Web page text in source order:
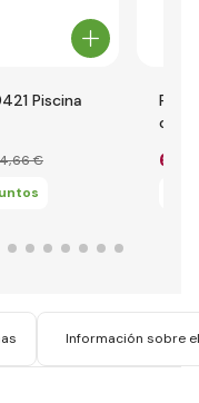
Piscina
,66 €
con
6
Información sobre